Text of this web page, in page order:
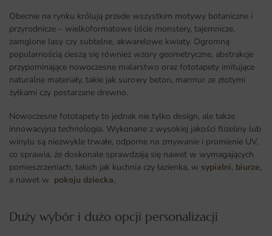
Obecnie na rynku królują przede wszystkim motywy botaniczne i
przyrodnicze – wielkoformatowe liście monstery, tajemnicze,
zamglone lasy czy subtelne, akwarelowe kwiaty. Ogromną
popularnością cieszą się również wzory geometryczne, abstrakcje
przypominające nowoczesne malarstwo oraz fototapety imitujące
naturalne materiały, takie jak surowy beton, marmur ze złotymi
żyłkami czy postarzane drewno.
Nowoczesne fototapety to jednak nie tylko design, ale także
innowacyjna technologia. Wykonane z wysokiej jakości flizeliny lub
winylu są niezwykle trwałe, odporne na zmywanie i promienie UV,
co sprawia, że doskonale sprawdzają się nawet w wymagających
pomieszczeniach, takich jak kuchnia czy łazienka, w sypialni, biurze,
a nawet w pokoju dziecka,
Duży wybór i dużo opcji personalizacji ​